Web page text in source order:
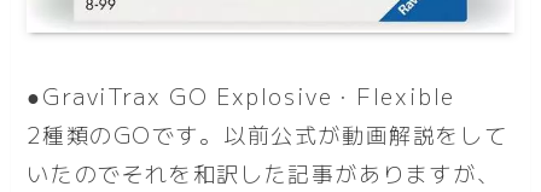
●GraviTrax GO Explosive・Flexible
2種類のGOです。以前公式が動画解説をして
いたのでそれを和訳した記事がありますが、